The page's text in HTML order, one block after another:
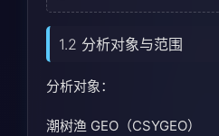
1.2 分析对象与范围
分析对象：
潮树渔 GEO（CSYGEO）